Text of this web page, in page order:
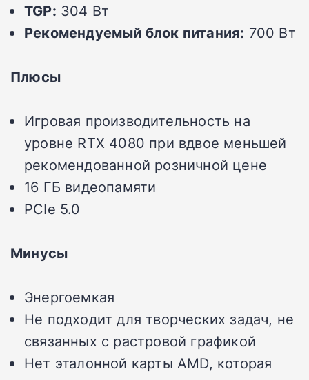
TGP: 304 Вт
Рекомендуемый блок питания: 700 Вт
Плюсы
Игровая производительность на
уровне RTX 4080 при вдвое меньшей
рекомендованной розничной цене
16 ГБ видеопамяти
PCIe 5.0
Минусы
Энергоемкая
Не подходит для творческих задач, не
связанных с растровой графикой
Нет эталонной карты AMD, которая